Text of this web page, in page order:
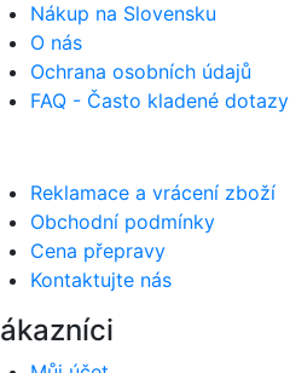
Nákup na Slovensku
O nás
Ochrana osobních údajů
FAQ - Často kladené dotazy
Reklamace a vrácení zboží
Obchodní podmínky
Cena přepravy
Kontaktujte nás